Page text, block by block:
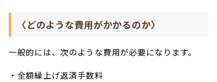
〈どのような費用がかかるのか〉
一般的には、次のような費用が必要になります。
全額繰上げ返済手数料